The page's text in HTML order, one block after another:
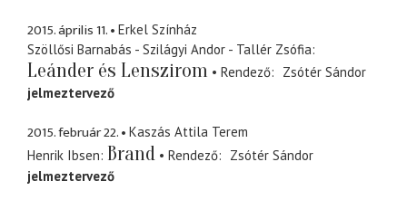
2015. április 11.
Erkel Színház
Szöllősi Barnabás - Szilágyi Andor - Tallér Zsófia
Leánder és Lenszirom Rendező
Zsótér Sándor
jelmeztervező
2015. február 22.
Kaszás Attila Terem
Henrik Ibsen Brand Rendező
Zsótér Sándor
jelmeztervező